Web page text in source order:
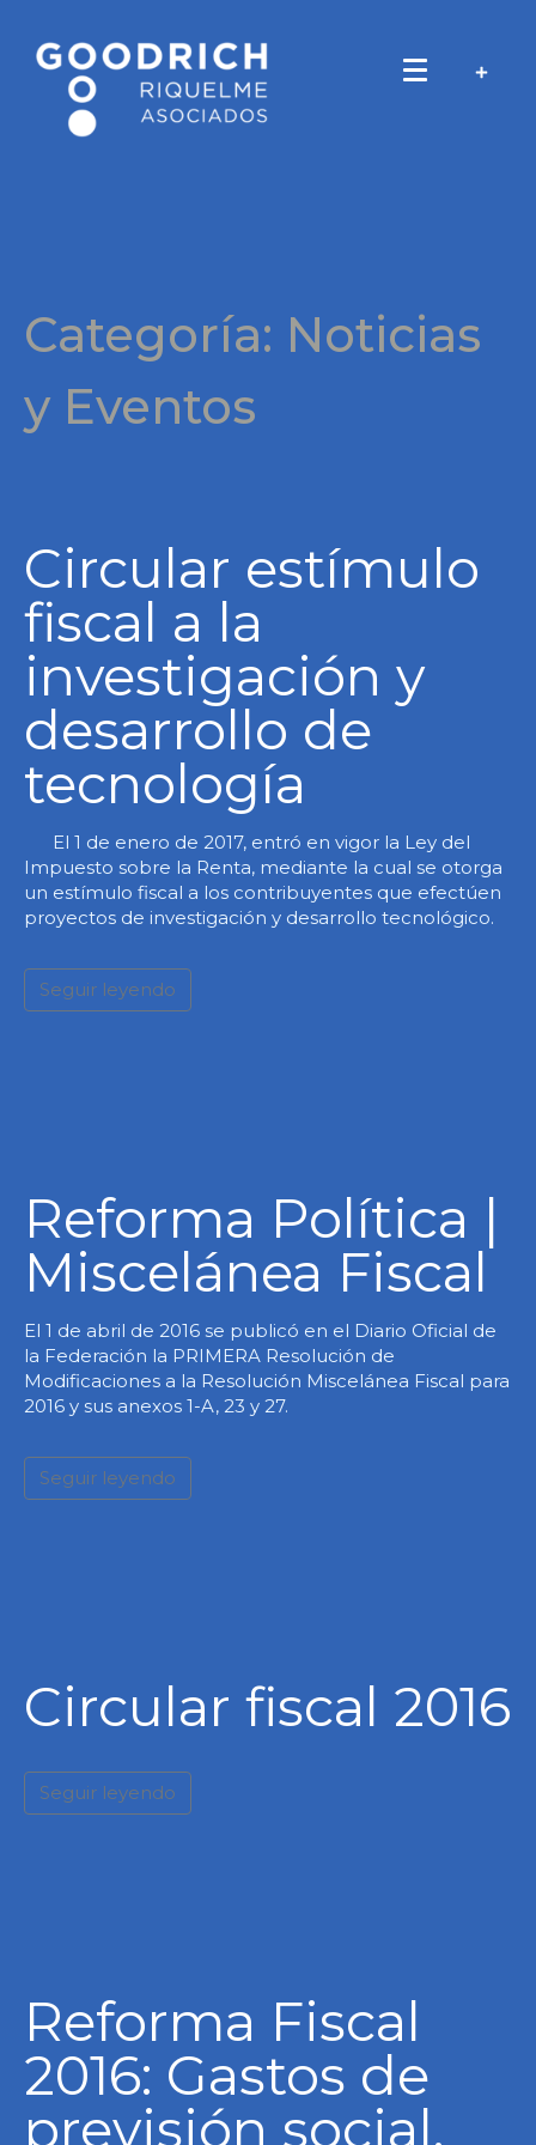
Categoría: Noticias
y Eventos
Circular estímulo
fiscal a la
investigación y
desarrollo de
tecnología
El 1 de enero de 2017, entró en vigor la Ley del
Impuesto sobre la Renta, mediante la cual se otorga
un estímulo fiscal a los contribuyentes que efectúen
proyectos de investigación y desarrollo tecnológico.
Seguir leyendo
Reforma Política |
Miscelánea Fiscal
El 1 de abril de 2016 se publicó en el Diario Oficial de
la Federación la PRIMERA Resolución de
Modificaciones a la Resolución Miscelánea Fiscal para
2016 y sus anexos 1-A, 23 y 27.
Seguir leyendo
Circular fiscal 2016
Seguir leyendo
Reforma Fiscal
2016: Gastos de
previsión social.